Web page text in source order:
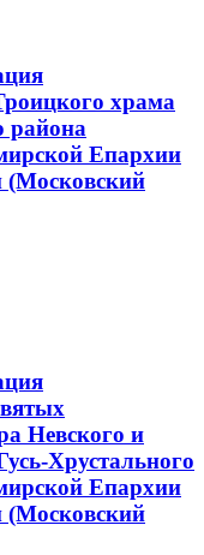
храма
района
Епархии
(Московский
Невского и
Хрустального
Епархии
(Московский